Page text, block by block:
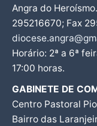
Angra do Heroísmo.
295216670; Fax
Horário: 2ª a 6ª
17:00 horas.
GABINETE DE
Centro Pastoral
Bairro das